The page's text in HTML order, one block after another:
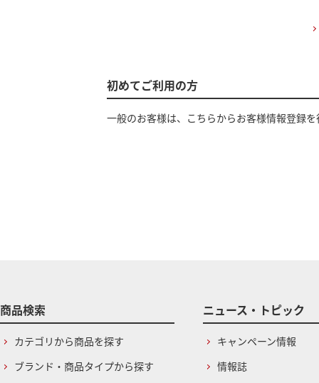
初めてご利用の方
一般のお客様は、こちらからお客様情報登録
商品検索
カテゴリから商品を探す
ブランド・商品タイプから探す
ニュース・トピック
キャンペーン情報
情報誌